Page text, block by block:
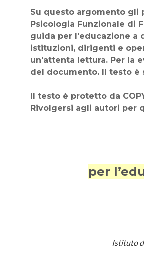
Su questo argomento gli
Psicologia Funzionale di
guida per l'educazione a
istituzioni, dirigenti e
un'attenta lettura. Per la
del documento. Il testo
Il testo è protetto da
Rivolgersi agli autori per
per
Istituto